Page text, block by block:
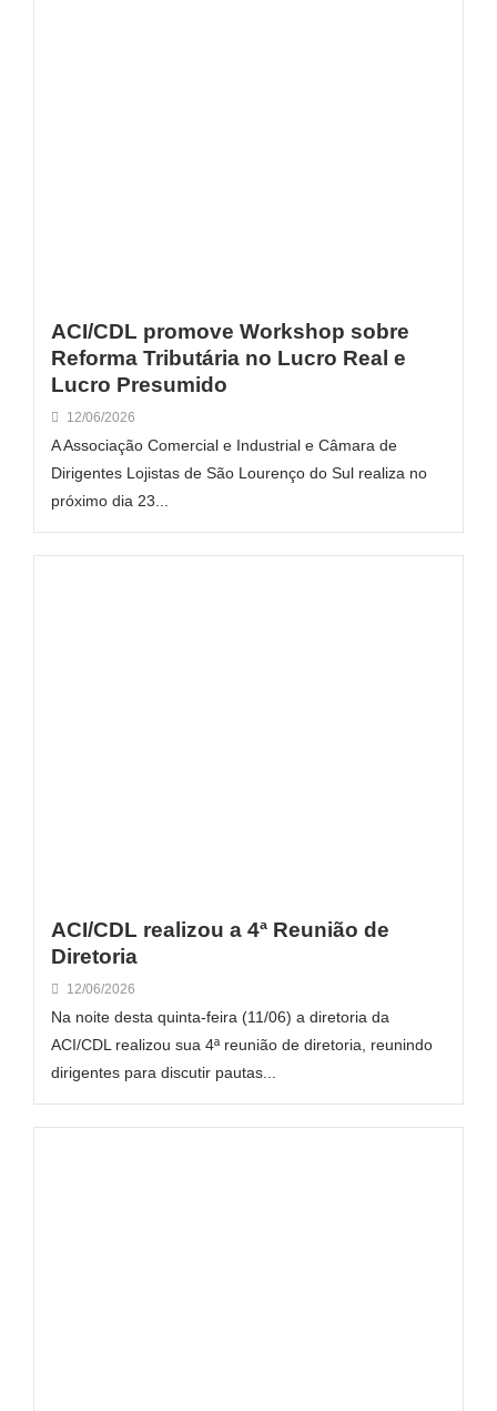
ACI/CDL promove Workshop sobre
Reforma Tributária no Lucro Real e
Lucro Presumido
12/06/2026
A Associação Comercial e Industrial e Câmara de
Dirigentes Lojistas de São Lourenço do Sul realiza no
próximo dia 23...
ACI/CDL realizou a 4ª Reunião de
Diretoria
12/06/2026
Na noite desta quinta-feira (11/06) a diretoria da
ACI/CDL realizou sua 4ª reunião de diretoria, reunindo
dirigentes para discutir pautas...